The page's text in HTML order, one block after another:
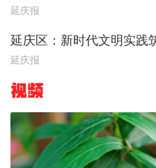
延庆报
延庆区：新时代文明实践
延庆报
视频